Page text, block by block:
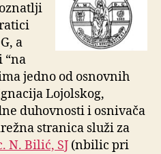
a
“na
jedno od osnovnih
Lojolskog,
duhovnosti i osnivača
stranica služi za
N. Bilić, SJ (nbilic pri